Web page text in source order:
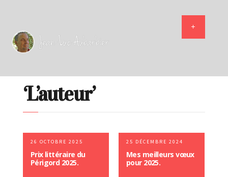
‘L’auteur’
26 OCTOBRE 2025
Prix littéraire du
Périgord 2025.
25 DÉCEMBRE 2024
Mes meilleurs vœux
pour 2025.